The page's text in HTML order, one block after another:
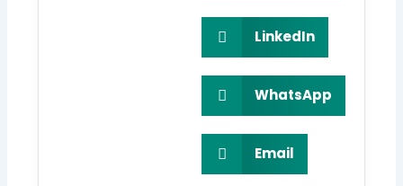
LinkedIn
WhatsApp
Email